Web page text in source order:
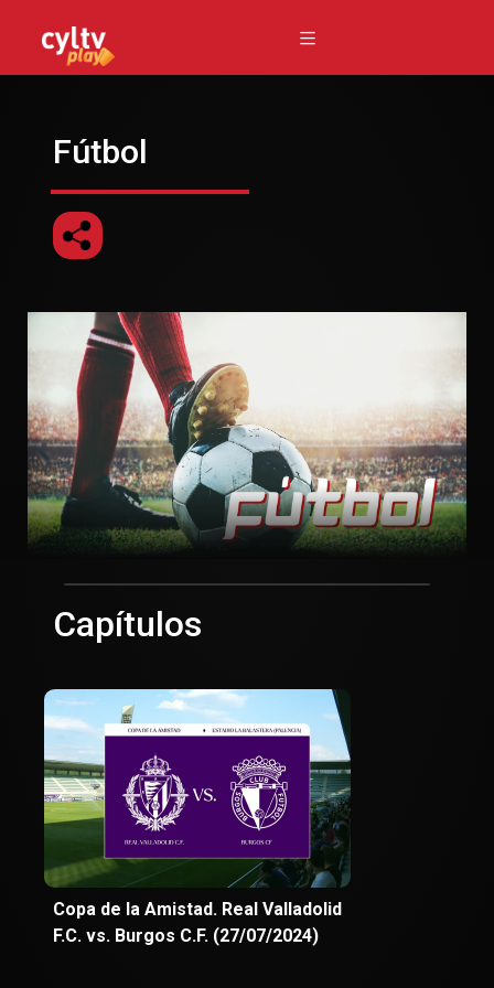
Fútbol
Capítulos
Copa de la Amistad. Real Valladolid
F.C. vs. Burgos C.F. (27/07/2024)